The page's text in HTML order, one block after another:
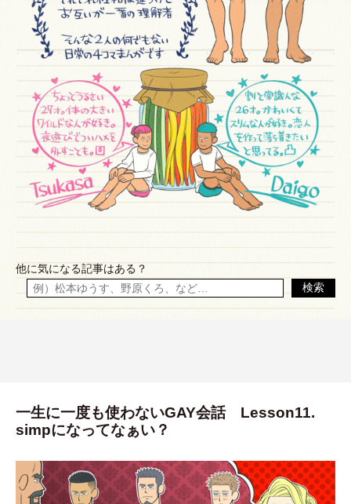
他に気になる記事はある？
検索
一生に一度も使わないGAY会話 Lesson11.
simpになってなぁい？